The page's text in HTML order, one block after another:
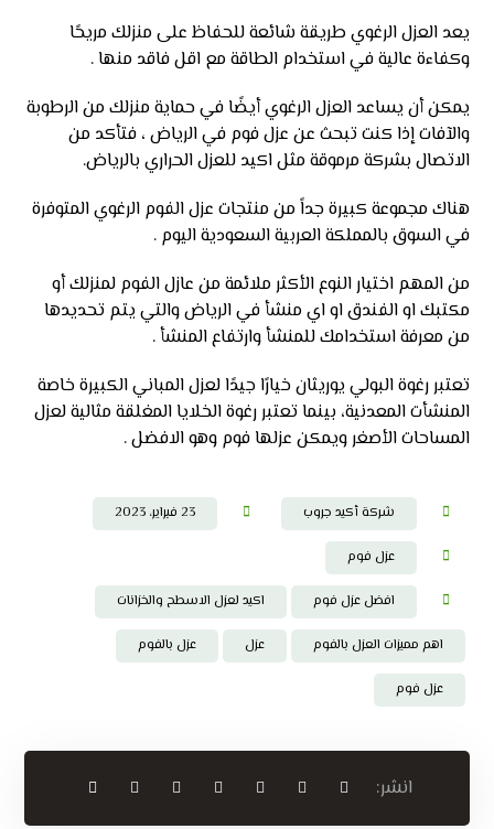
يعد العزل الرغوي طريقة شائعة للحفاظ على منزلك مريحًا
وكفاءة عالية في استخدام الطاقة مع اقل فاقد منها .
يمكن أن يساعد العزل الرغوي أيضًا في حماية منزلك من الرطوبة
والآفات إذا كنت تبحث عن عزل فوم في الرياض ، فتأكد من
الاتصال بشركة مرموقة مثل اكيد للعزل الحراري بالرياض.
هناك مجموعة كبيرة جداً من منتجات عزل الفوم الرغوي المتوفرة
في السوق بالمملكة العربية السعودية اليوم .
من المهم اختيار النوع الأكثر ملائمة من عازل الفوم لمنزلك أو
مكتبك او الفندق او اي منشأ في الرياض والتي يتم تحديدها
من معرفة استخدامك للمنشأ وارتفاع المنشأ .
تعتبر رغوة البولي يوريثان خيارًا جيدًا لعزل المباني الكبيرة خاصة
المنشأت المعدنية، بينما تعتبر رغوة الخلايا المغلقة مثالية لعزل
المساحات الأصغر ويمكن عزلها فوم وهو الافضل .
شركة أكيد جروب 23 فبراير، 2023
عزل فوم
افضل عزل فوم اكيد لعزل الاسطح والخزانات
اهم مميزات العزل بالفوم عزل عزل بالفوم
عزل فوم